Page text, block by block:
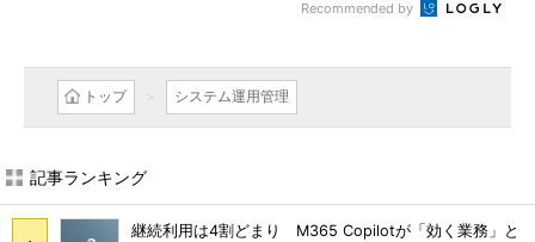
Recommended by
トップ システム運用管理
記事ランキング
継続利用は4割どまり M365 Copilotが「効く業務」と